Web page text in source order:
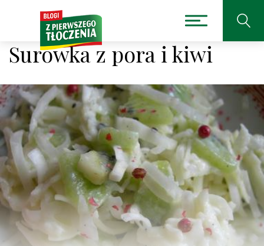
Surówka z pora i kiwi